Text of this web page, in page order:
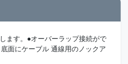
ます。●オーバーラップ接続がで
面にケーブル 通線用のノックア